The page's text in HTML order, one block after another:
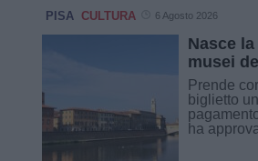
PISA CULTURA 6 Agosto 2026
Nasce
musei
Prende
biglietto
ha